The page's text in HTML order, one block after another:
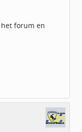
forum en